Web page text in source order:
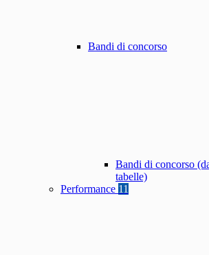
Bandi di concorso
Bandi di concorso
tabelle)
Performance 11